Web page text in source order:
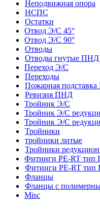
Неподвижная опора
НСПС
Остатки
Отвод Э/С 45°
Отвод Э/С 90°
Отводы
Отводы гнутые ПНД
Переход Э/С
Переходы
Пожарная
Ревизия ПНД
Тройник Э/С
Тройник Э/С
Тройник Э/С
Тройники
тройники литые
Тройники
Фитинги PE-RT тип
Фитинги PE-RT тип
Фланцы
Фланцы с
Misc